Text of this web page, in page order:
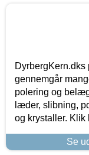
DyrbergKern.dks
gennemgår
polering og
læder, slibning,
og krystaller. Klik
Se